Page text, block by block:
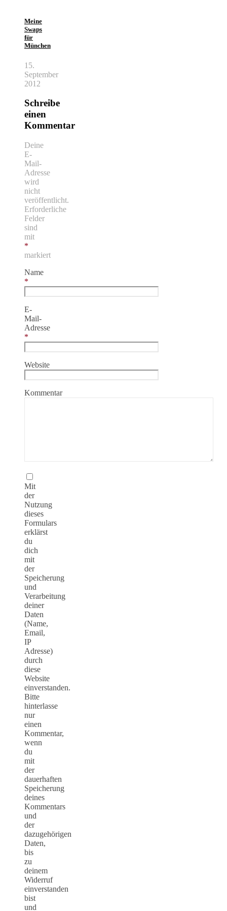
Meine
Swaps
für
München
15.
September
2012
Schreibe
einen
Kommentar
Deine
E-
Mail-
Adresse
wird
nicht
veröffentlicht.
Erforderliche
Felder
sind
mit
*
markiert
Name
*
E-
Mail-
Adresse
*
Website
Kommentar
Mit
der
Nutzung
dieses
Formulars
erklärst
du
dich
mit
der
Speicherung
und
Verarbeitung
deiner
Daten
(Name,
Email,
IP
Adresse)
durch
diese
Website
einverstanden.
Bitte
hinterlasse
nur
einen
Kommentar,
wenn
du
mit
der
dauerhaften
Speicherung
deines
Kommentars
und
der
dazugehörigen
Daten,
bis
zu
deinem
Widerruf
einverstanden
bist
und